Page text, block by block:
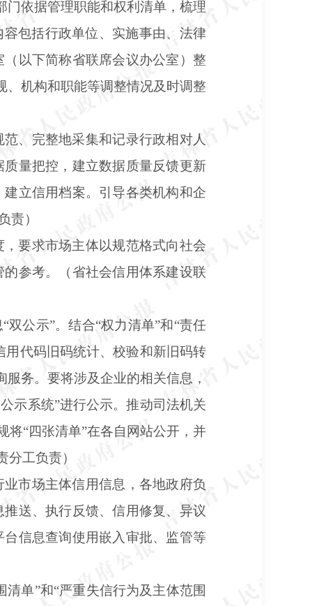
门依据管理职能和权利清单，梳理
包括行政单位、实施事由、法律
以下简称省联席会议办公室）整
、机构和职能等调整情况及时调整
、完整地采集和记录行政相对人
量把控，建立数据质量反馈更新
立信用档案。引导各类机构和企
责）
要求市场主体以规范格式向社会
参考。（省社会信用体系建设联
“双公示”。结合“权力清单”和“责任
代码旧码统计、校验和新旧码转
务。要将涉及企业的相关信息，
示系统”进行公示。推动司法机关
将“四张清单”在各自网站公开，并
工负责）
市场主体信用信息，各地政府负
送、执行反馈、信用修复、异议
信息查询使用嵌入审批、监管等
清单”和“严重失信行为及主体范围